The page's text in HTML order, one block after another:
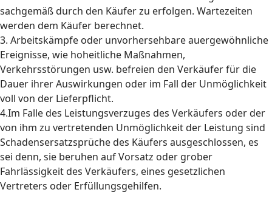
sachgemäß durch den Käufer zu erfolgen. Wartezeiten
werden dem Käufer berechnet.
3. Arbeitskämpfe oder unvorhersehbare auergewöhnliche
Ereignisse, wie hoheitliche Maßnahmen,
Verkehrsstörungen usw. befreien den Verkäufer für die
Dauer ihrer Auswirkungen oder im Fall der Unmöglichkeit
voll von der Lieferpflicht.
4.Im Falle des Leistungsverzuges des Verkäufers oder der
von ihm zu vertretenden Unmöglichkeit der Leistung sind
Schadensersatzsprüche des Käufers ausgeschlossen, es
sei denn, sie beruhen auf Vorsatz oder grober
Fahrlässigkeit des Verkäufers, eines gesetzlichen
Vertreters oder Erfüllungsgehilfen.